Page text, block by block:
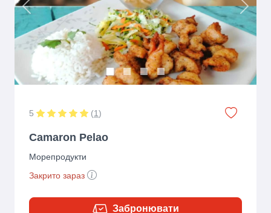
Previous Next
5 (1)
Camaron Pelao
Морепродукти
Закрито зараз
Забронювати